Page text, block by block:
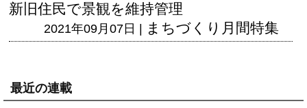
新旧住民で景観を維持管理
2021年09月07日 | まちづくり月間特集
最近の連載